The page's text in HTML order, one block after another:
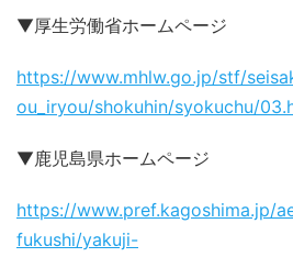
▼厚生労働省ホームページ
https://www.mhlw.go.jp/stf/
ou_iryou/shokuhin/syokuchu/
▼鹿児島県ホームページ
https://www.pref.kagoshima.jp/
fukushi/yakuji-